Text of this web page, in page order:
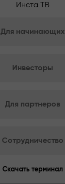
Инста ТВ
Для начинающих
Инвесторы
Для партнеров
Сотрудничество
Скачать терминал